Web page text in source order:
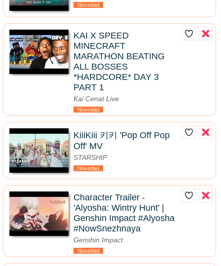
Novedad
KAI X SPEED
MINECRAFT
MARATHON BEATING
ALL BOSSES
*HARDCORE* DAY 3
PART 1
Kai Cenat Live
Novedad
KiiiKiii 키키 'Pop Off Pop
Off' MV
STARSHIP
Novedad
Character Trailer -
'Alyosha: Wintry Hunt' |
Genshin Impact #Alyosha
#NowSnezhnaya
Genshin Impact
Novedad